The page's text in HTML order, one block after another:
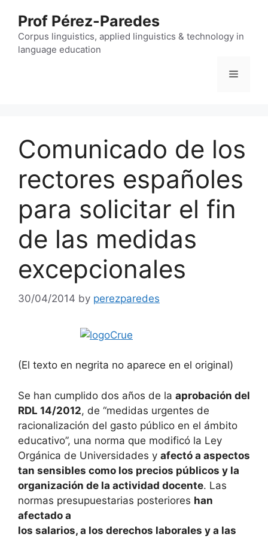
content
Prof Pérez-Paredes
Corpus linguistics, applied linguistics & technology in
language education
Menu
Comunicado de los
rectores españoles
para solicitar el fin
de las medidas
excepcionales
30/04/2014 by perezparedes
(El texto en negrita no aparece en el original)
Se han cumplido dos años de la aprobación del
RDL 14/2012, de “medidas urgentes de
racionalización del gasto público en el ámbito
educativo”, una norma que modificó la Ley
Orgánica de Universidades y afectó a aspectos
tan sensibles como los precios públicos y la
organización de la actividad docente. Las
normas presupuestarias posteriores han
afectado a
los salarios, a los derechos laborales y a las